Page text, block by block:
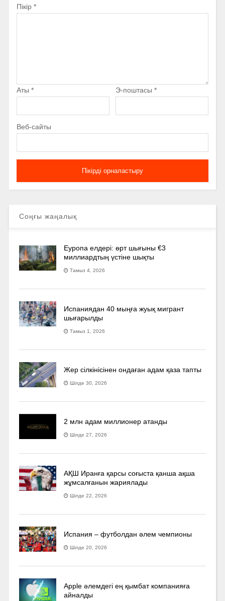
Пікір *
Аты * Э-поштасы *
Веб-сайты
Соңғы жаңалық
Еуропа елдері: өрт шығыны €3
миллиардтың үстіне шықты
Тамыз 4, 2026
Испаниядан 40 мыңға жуық мигрант
шығарылды
Тамыз 1, 2026
Жер сілкінісінен ондаған адам қаза тапты
Шілде 30, 2026
2 млн адам миллионер атанды
Шілде 27, 2026
АҚШ Иранға қарсы соғыста қанша ақша
жұмсалғанын жариялады
Шілде 22, 2026
Испания – футболдан әлем чемпионы
Шілде 20, 2026
Apple әлемдегі ең қымбат компанияға
айналды